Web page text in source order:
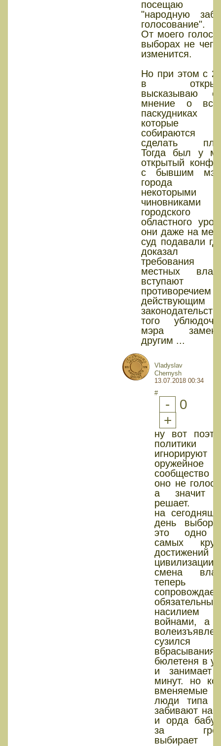
посещаю
"народную
голосование".
От моего
выборах не
изменится.
Но при этом с
в
высказываю
мнение о
паскудниках
которые
собираются
сделать
Тогда был у
открытый
с бывшим
города
некоторыми
чиновниками
областного
они даже на
суд подавали
доказал
требования
местных
вступают
действующим
того
мэра
другим ...
Vladyslav
Chernysh
13.07.2018 00:34
#
-
0
+
ну вот
игнорируют
оружейное
оно не
а значит
решает.
на
день
это одно
самых
достижений
цивилизации.
смена
теперь
обязательным
войнами, а
сузился
вбрасывания
бюлетеня в
и занимает
минут. но
вменяемые
люди типа
забивают на
и орда
за
выбирает